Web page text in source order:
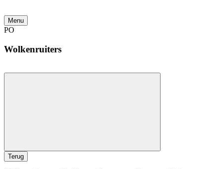
Menu
PO
Wolkenruiters
Terug